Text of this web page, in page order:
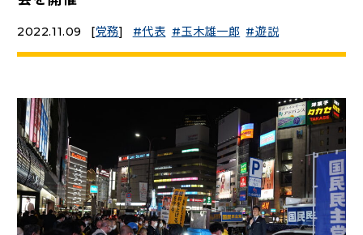
（新しいタブで開く）
国民民主党学生部
二次創作ガイドライン （新しいタブで開く）
プライバシーポリシー
特定商取引法に基づく表記
2022.11.09 [党務] 代表 玉木雄一郎 遊説